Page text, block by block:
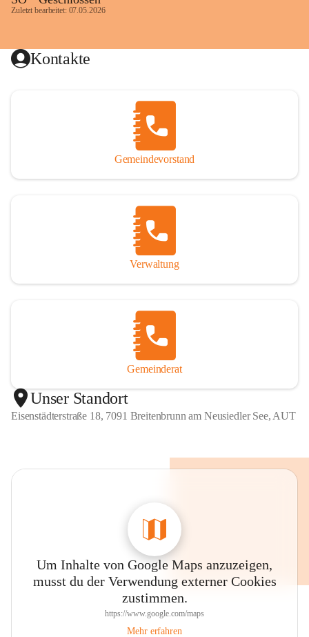
Zuletzt bearbeitet: 07.05.2026
Kontakte
Gemeindevorstand
Verwaltung
Gemeinderat
Unser Standort
Eisenstädterstraße 18, 7091 Breitenbrunn am Neusiedler See, AUT
Um Inhalte von Google Maps anzuzeigen,
musst du der Verwendung externer Cookies
zustimmen.
https://www.google.com/maps
Mehr erfahren